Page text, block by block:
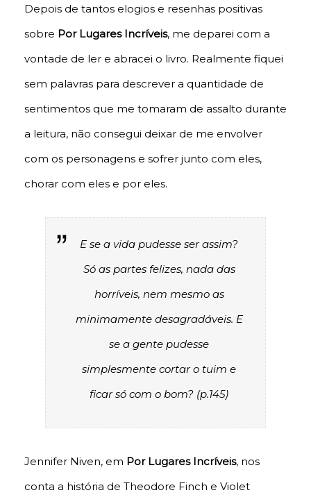
Depois de tantos elogios e resenhas positivas
sobre Por Lugares Incríveis, me deparei com a
vontade de ler e abracei o livro. Realmente fiquei
sem palavras para descrever a quantidade de
sentimentos que me tomaram de assalto durante
a leitura, não consegui deixar de me envolver
com os personagens e sofrer junto com eles,
chorar com eles e por eles.
E se a vida pudesse ser assim?
Só as partes felizes, nada das
horríveis, nem mesmo as
minimamente desagradáveis. E
se a gente pudesse
simplesmente cortar o tuim e
ficar só com o bom? (p.145)
Jennifer Niven, em Por Lugares Incríveis, nos
conta a história de Theodore Finch e Violet